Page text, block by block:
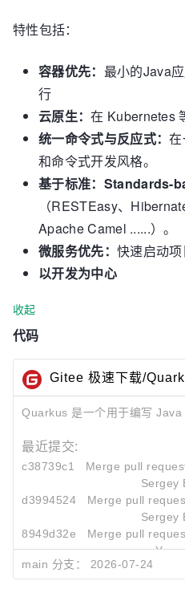
特性包括：
容器优先： 最小的Java
行
云原生：在 Kubernetes
统一命令式与反应式：
和命令式开发风格。
基于标准：Standards-
（RESTEasy、
Apache Camel ......）。
微服务优先： 快速启动项
以开发为中心
收起
代码
Gitee 极速下载/
Quarkus 是一个用于编写
最近提交:
c38739c1
Merge pull
Sergey
d3994524
Merge pull
Sergey
8949d32e
Merge pull
main 分支：
2026-07-24